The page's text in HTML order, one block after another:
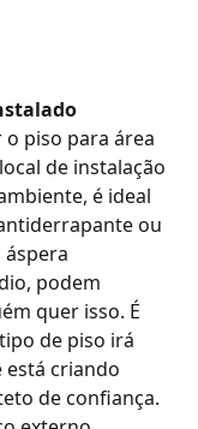
piso para área
de instalação
é ideal
ou
podem
quer isso. É
de piso irá
criando
de confiança.